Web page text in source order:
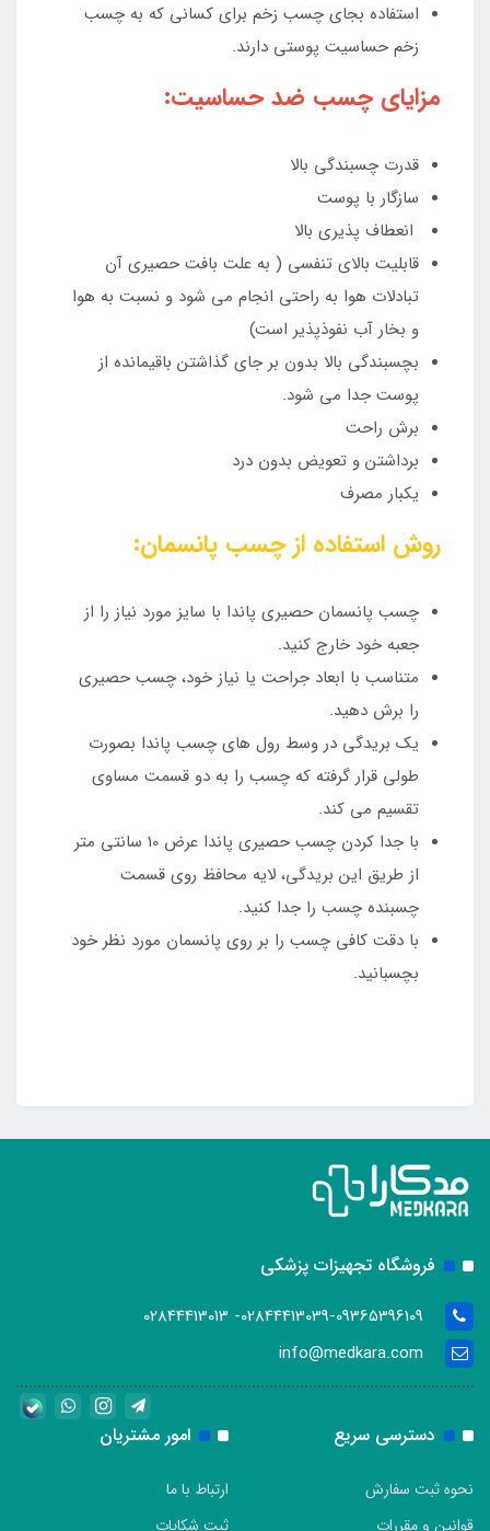
استفاده بجای چسب زخم برای کسانی که به چسب
زخم حساسیت پوستی دارند.
مزایای چسب ضد حساسیت:
قدرت چسبندگی بالا
سازگار با پوست
انعطاف پذیری بالا
قابلیت بالای تنفسی ( به علت بافت حصیری آن
تبادلات هوا به راحتی انجام می شود و نسبت به هوا
و بخار آب نفوذ‌پذیر است)
بچسبندگی بالا بدون بر جای گذاشتن باقیمانده از
پوست جدا می شود.
برش راحت
برداشتن و تعویض بدون درد
یکبار مصرف
روش استفاده از چسب پانسمان:
چسب پانسمان حصیری پاندا با سایز مورد نیاز را از
جعبه خود خارج کنید.
متناسب با ابعاد جراحت یا نیاز خود، چسب حصیری
را برش دهید.
یک بریدگی در وسط رول های چسب پاندا بصورت
طولی قرار گرفته که چسب را به دو قسمت مساوی
تقسیم می کند.
با جدا کردن چسب حصیری پاندا عرض 10 سانتی متر
از طریق این بریدگی، لایه محافظ روی قسمت
چسبنده چسب را جدا کنید.
با دقت کافی چسب را بر روی پانسمان مورد نظر خود
بچسبانید.
فروشگاه تجهیزات پزشکی
02844413039-09365396109- 02844413013
info@medkara.com
دسترسی سریع
نحوه ثبت سفارش
قوانین و مقررات
امور مشتریان
ارتباط با ما
ثبت شکایات